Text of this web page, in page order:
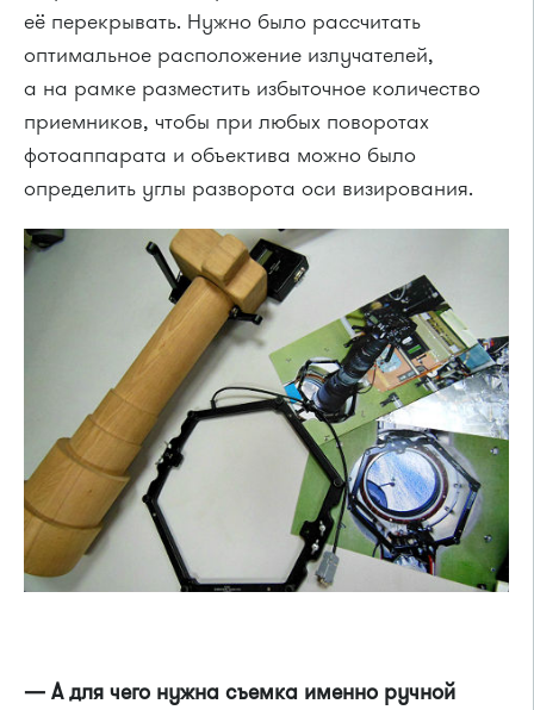
её перекрывать. Нужно было рассчитать
оптимальное расположение излучателей,
а на рамке разместить избыточное количество
приемников, чтобы при любых поворотах
фотоаппарата и объектива можно было
определить углы разворота оси визирования.
— А для чего нужна съемка именно ручной